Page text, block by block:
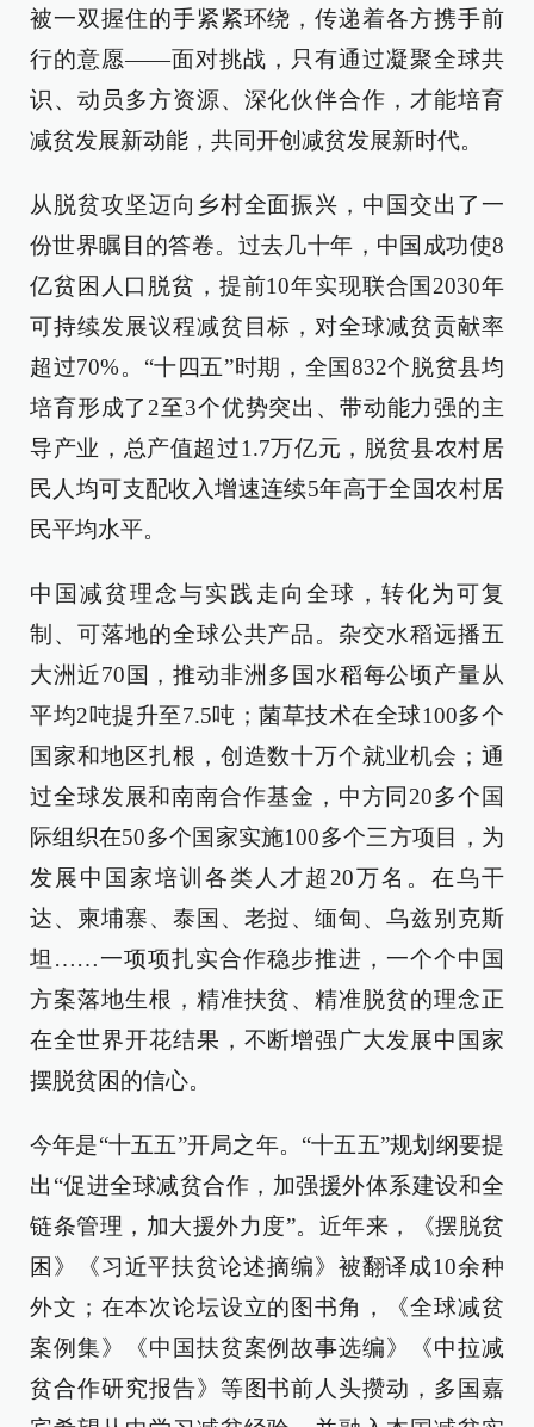
被一双握住的手紧紧环绕，传递着各方携手前
行的意愿——面对挑战，只有通过凝聚全球共
识、动员多方资源、深化伙伴合作，才能培育
减贫发展新动能，共同开创减贫发展新时代。
从脱贫攻坚迈向乡村全面振兴，中国交出了一
份世界瞩目的答卷。过去几十年，中国成功使8
亿贫困人口脱贫，提前10年实现联合国2030年
可持续发展议程减贫目标，对全球减贫贡献率
超过70%。“十四五”时期，全国832个脱贫县均
培育形成了2至3个优势突出、带动能力强的主
导产业，总产值超过1.7万亿元，脱贫县农村居
民人均可支配收入增速连续5年高于全国农村居
民平均水平。
中国减贫理念与实践走向全球，转化为可复
制、可落地的全球公共产品。杂交水稻远播五
大洲近70国，推动非洲多国水稻每公顷产量从
平均2吨提升至7.5吨；菌草技术在全球100多个
国家和地区扎根，创造数十万个就业机会；通
过全球发展和南南合作基金，中方同20多个国
际组织在50多个国家实施100多个三方项目，为
发展中国家培训各类人才超20万名。在乌干
达、柬埔寨、泰国、老挝、缅甸、乌兹别克斯
坦……一项项扎实合作稳步推进，一个个中国
方案落地生根，精准扶贫、精准脱贫的理念正
在全世界开花结果，不断增强广大发展中国家
摆脱贫困的信心。
今年是“十五五”开局之年。“十五五”规划纲要提
出“促进全球减贫合作，加强援外体系建设和全
链条管理，加大援外力度”。近年来，《摆脱贫
困》《习近平扶贫论述摘编》被翻译成10余种
外文；在本次论坛设立的图书角，《全球减贫
案例集》《中国扶贫案例故事选编》《中拉减
贫合作研究报告》等图书前人头攒动，多国嘉